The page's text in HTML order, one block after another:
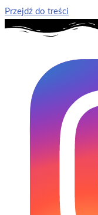
Przejdź do treści